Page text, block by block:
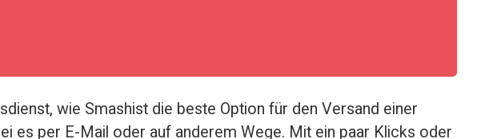
wie Smashist die beste Option für den Versand einer
es per E-Mail oder auf anderem Wege. Mit ein paar Klicks oder